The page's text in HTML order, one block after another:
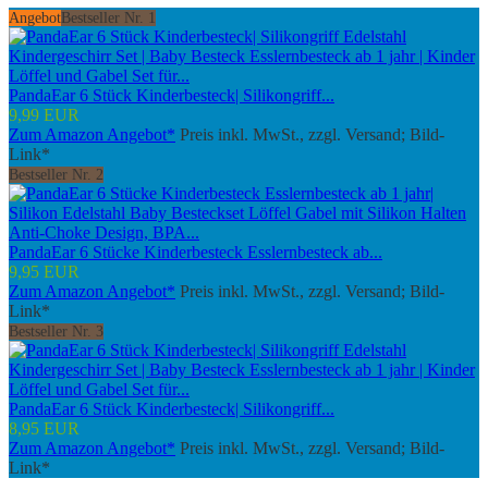
Angebot Bestseller Nr. 1
PandaEar 6 Stück Kinderbesteck| Silikongriff...
9,99 EUR
Zum Amazon Angebot* Preis inkl. MwSt., zzgl. Versand; Bild-
Link*
Bestseller Nr. 2
PandaEar 6 Stücke Kinderbesteck Esslernbesteck ab...
9,95 EUR
Zum Amazon Angebot* Preis inkl. MwSt., zzgl. Versand; Bild-
Link*
Bestseller Nr. 3
PandaEar 6 Stück Kinderbesteck| Silikongriff...
8,95 EUR
Zum Amazon Angebot* Preis inkl. MwSt., zzgl. Versand; Bild-
Link*